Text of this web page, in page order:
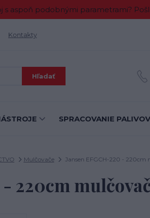
s aspoň podobnými parametrami?
Kontakty
Hľadať
SPRACOVANIE
Mulčovače Jansen EFGCH-220 - 220cm
220cm